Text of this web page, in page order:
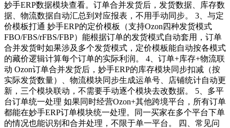
妙手ERP数据模块查看。订单合并发货后，发货数据、库存数
据、物流数据自动汇总到对应报表，不用手动同步。 3、与定
价模板打通 妙手ERP的定价模板（支持Ozon四种发货模式
FBO/FBS/rFBS/FBP）能根据订单的发货模式自动套用，订单
合并发货时如果涉及多个发货模式，定价模板能自动按各模式
的藏价逻辑计算每个订单的实际利润。 4、订单+库存+物流联
动 Ozon订单合并发货后，妙手ERP的库存模块同步扣减（按
实际发货数量）、物流模块同步生成运单号、店铺统计自动更
新，三个模块联动，不需要手动逐个模块去改数据。 5、多平
台订单统一处理 如果同时经营Ozon+其他跨境平台，所有订单
都能在妙手ERP订单模块统一处理。同一买家在多个平台下单
的情况也能识别和合并处理，不限于单一平台。 四、常见问